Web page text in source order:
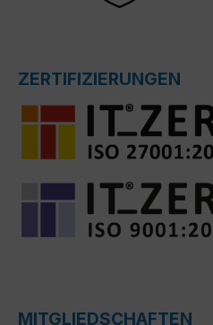
ZERTIFIZIERUNGEN
MITGLIEDSCHAFTEN